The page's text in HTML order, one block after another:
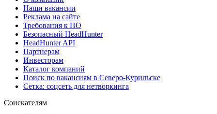
Наши вакансии
Реклама на сайте
Требования к ПО
Безопасный HeadHunter
HeadHunter API
Партнерам
Инвесторам
Каталог компаний
Поиск по вакансиям в Северо-Курильске
Сетка: соцсеть для нетворкинга
Соискателям